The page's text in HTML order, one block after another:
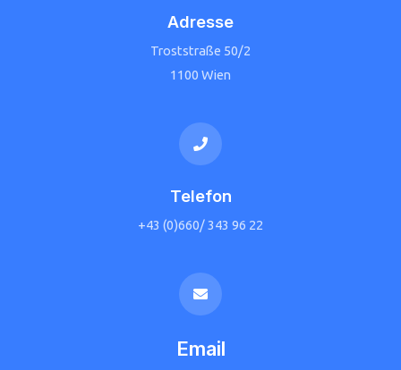
Adresse
Troststraße 50/2
1100 Wien
Telefon
+43 (0)660/ 343 96 22
Email